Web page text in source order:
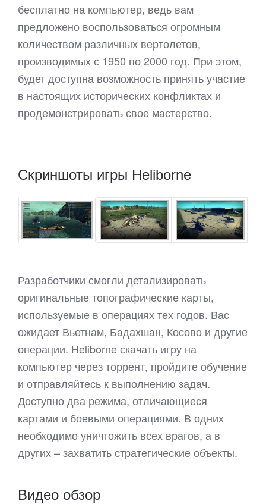
бесплатно на компьютер, ведь вам
предложено воспользоваться огромным
количеством различных вертолетов,
производимых с 1950 по 2000 год. При этом,
будет доступна возможность принять участие
в настоящих исторических конфликтах и
продемонстрировать свое мастерство.
Скриншоты игры Heliborne
Разработчики смогли детализировать
оригинальные топографические карты,
используемые в операциях тех годов. Вас
ожидает Вьетнам, Бадахшан, Косово и другие
операции. Heliborne скачать игру на
компьютер через торрент, пройдите обучение
и отправляйтесь к выполнению задач.
Доступно два режима, отличающиеся
картами и боевыми операциями. В одних
необходимо уничтожить всех врагов, а в
других – захватить стратегические объекты.
Видео обзор